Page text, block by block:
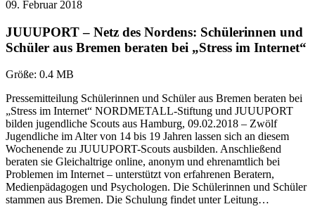
09. Februar 2018
JUUUPORT – Netz des Nordens: Schülerinnen und
Schüler aus Bremen beraten bei „Stress im Internet“
Größe: 0.4 MB
Pressemitteilung Schülerinnen und Schüler aus Bremen beraten bei
„Stress im Internet“ NORDMETALL-Stiftung und JUUUPORT
bilden jugendliche Scouts aus Hamburg, 09.02.2018 – Zwölf
Jugendliche im Alter von 14 bis 19 Jahren lassen sich an diesem
Wochenende zu JUUUPORT-Scouts ausbilden. Anschließend
beraten sie Gleichaltrige online, anonym und ehrenamtlich bei
Problemen im Internet – unterstützt von erfahrenen Beratern,
Medienpädagogen und Psychologen. Die Schülerinnen und Schüler
stammen aus Bremen. Die Schulung findet unter Leitung…